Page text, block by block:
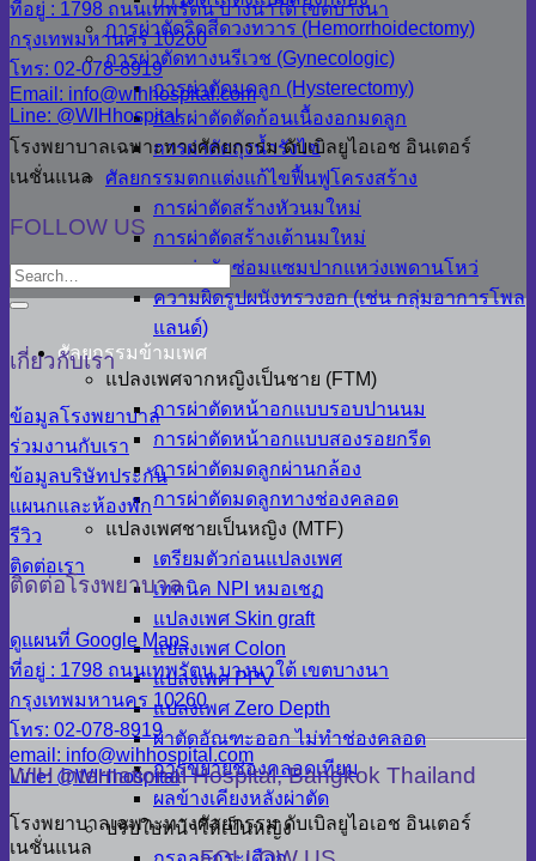
การผ่าตัดริดสีดวงทวาร (Hemorrhoidectomy)
การผ่าตัดทางนรีเวช (Gynecologic)
การผ่าตัดมดลูก (Hysterectomy)
การผ่าตัดตัดก้อนเนื้องอกมดลูก
การผ่าตัดถุงน้ำรังไข่
ศัลยกรรมตกแต่งแก้ไขฟื้นฟูโครงสร้าง
การผ่าตัดสร้างหัวนมใหม่
การผ่าตัดสร้างเต้านมใหม่
การผ่าตัดซ่อมแซมปากแหว่งเพดานโหว่
ความผิดรูปผนังทรวงอก (เช่น กลุ่มอาการโพล
แลนด์)
ศัลยกรรมข้ามเพศ
แปลงเพศจากหญิงเป็นชาย (FTM)
การผ่าตัดหน้าอกแบบรอบปานนม
การผ่าตัดหน้าอกแบบสองรอยกรีด
การผ่าตัดมดลูกผ่านกล้อง
การผ่าตัดมดลูกทางช่องคลอด
แปลงเพศชายเป็นหญิง (MTF)
เตรียมตัวก่อนแปลงเพศ
เทคนิค NPI หมอเชฏ
แปลงเพศ Skin graft
แปลงเพศ Colon
แปลงเพศ PPV
แปลงเพศ Zero Depth
ผ่าตัดอัณฑะออก ไม่ทำช่องคลอด
การขยายช่องคลอดเทียม
ผลข้างเคียงหลังผ่าตัด
ปรับใบหน้าให้เป็นหญิง
ที่อยู่ : 1798 ถนนเทพรัตน บางนาใต้ เขตบางนา
กรุงเทพมหานคร 10260
โทร: 02-078-8919
Email: info@wihhospital.com
Line: @WIHhospital
โรงพยาบาลเฉพาะทางศัลยกรรม ดับเบิลยูไอเอช อินเตอร์
เนชั่นแนล
FOLLOW US
เกี่ยวกับเรา
ข้อมูลโรงพยาบาล
ร่วมงานกับเรา
ข้อมูลบริษัทประกัน
แผนกและห้องพัก
รีวิว
ติดต่อเรา
ติดต่อโรงพยาบาล
ดูแผนที่ Google Maps
ที่อยู่ : 1798 ถนนเทพรัตน บางนาใต้ เขตบางนา
กรุงเทพมหานคร 10260
โทร: 02-078-8919
email: info@wihhospital.com
Line: @WIHhospital
WIH International Hospital, Bangkok Thailand
โรงพยาบาลเฉพาะทางศัลยกรรม ดับเบิลยูไอเอช อินเตอร์
เนชั่นแนล